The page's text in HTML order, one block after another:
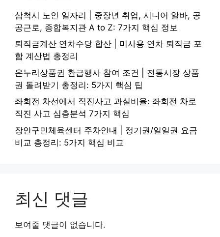
삼척시 노인 일자리 | 중장년 취업, 시니어 알바, 공
공근로, 종합복지관 A to Z: 7가지 핵심 정보
퇴직금계산 연차수당 합산 | 미사용 연차 퇴직금 포
함 계산법 총정리
온누리상품권 환급행사 참여 조건 | 전통시장 상품
권 돌려받기 총정리: 5가지 핵심 팁
좌회전 차선에서 직진사고 과실비율: 좌회전 차로
직진 사고 심층분석 7가지 핵심
장안구민체육센터 주차안내 | 정기권/일일권 요금
비교 총정리: 5가지 핵심 비교
최신 댓글
보여줄 댓글이 없습니다.